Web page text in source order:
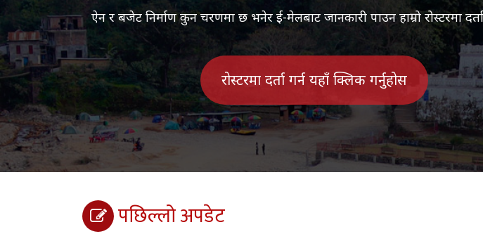
ऐन र बजेट निर्माण कुन चरणमा छ भनेर ई-मेलबाट जानकारी पाउन हाम्रो रोस्टरमा
रोस्टरमा दर्ता गर्न यहाँ क्लिक गर्नुहोस
पछिल्लो अपडेट